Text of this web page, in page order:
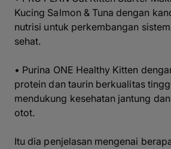
Kucing Salmon & Tuna dengan
nutrisi untuk perkembangan
sehat.
• Purina ONE Healthy Kitten
protein dan taurin berkualitas
mendukung kesehatan jantung
otot.
Itu dia penjelasan mengenai